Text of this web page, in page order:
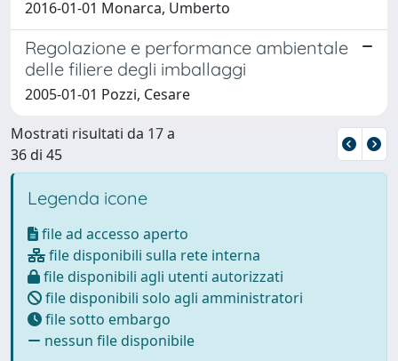
2016-01-01 Monarca, Umberto
Regolazione e performance ambientale
delle filiere degli imballaggi
2005-01-01 Pozzi, Cesare
Mostrati risultati da 17 a
36 di 45
Legenda icone
file ad accesso aperto
file disponibili sulla rete interna
file disponibili agli utenti autorizzati
file disponibili solo agli amministratori
file sotto embargo
nessun file disponibile